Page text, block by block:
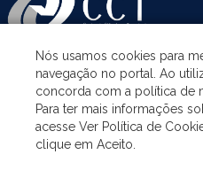
ASSUNTOS
ACESSO À INFORMAÇÃO
Nós usamos cookies para
navegação no portal. Ao
concorda com a política de
Para ter mais informações
acesse Ver Política de
clique em Aceito.